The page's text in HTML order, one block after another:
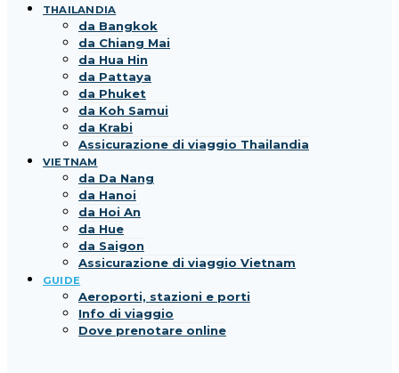
THAILANDIA
da Bangkok
da Chiang Mai
da Hua Hin
da Pattaya
da Phuket
da Koh Samui
da Krabi
Assicurazione di viaggio Thailandia
VIETNAM
da Da Nang
da Hanoi
da Hoi An
da Hue
da Saigon
Assicurazione di viaggio Vietnam
GUIDE
Aeroporti, stazioni e porti
Info di viaggio
Dove prenotare online